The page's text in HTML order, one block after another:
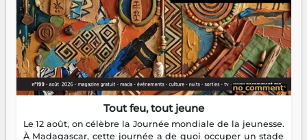
Tout feu, tout jeune
Le 12 août, on célèbre la Journée mondiale de la jeunesse.
À Madagascar, cette journée a de quoi occuper un stade